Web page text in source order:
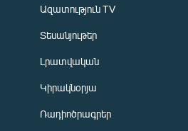
Ազատություն TV
Տեսանյութեր
Լրատվական
Կիրակնօրյա
Ռադիոծրագրեր